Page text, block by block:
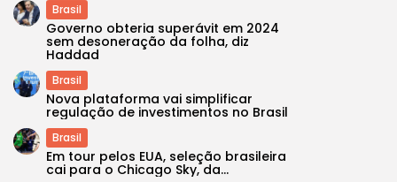
Brasil
Governo obteria superávit em 2024
sem desoneração da folha, diz
Haddad
Brasil
Nova plataforma vai simplificar
regulação de investimentos no Brasil
Brasil
Em tour pelos EUA, seleção brasileira
cai para o Chicago Sky, da...